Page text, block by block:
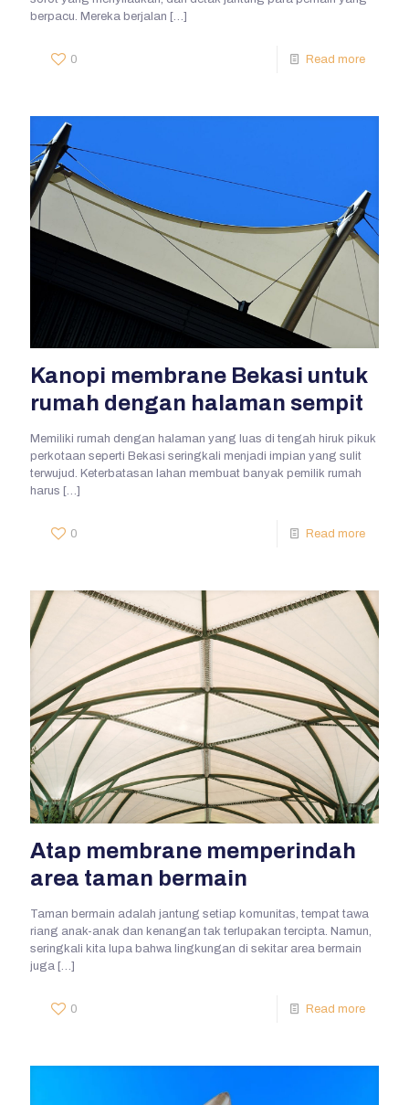
berpacu. Mereka berjalan […]
0 Read more
Kanopi membrane Bekasi untuk
rumah dengan halaman sempit
Memiliki rumah dengan halaman yang luas di tengah hiruk pikuk
perkotaan seperti Bekasi seringkali menjadi impian yang sulit
terwujud. Keterbatasan lahan membuat banyak pemilik rumah
harus […]
0 Read more
Atap membrane memperindah
area taman bermain
Taman bermain adalah jantung setiap komunitas, tempat tawa
riang anak-anak dan kenangan tak terlupakan tercipta. Namun,
seringkali kita lupa bahwa lingkungan di sekitar area bermain
juga […]
0 Read more